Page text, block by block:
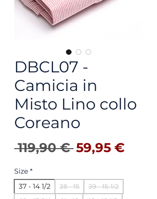
DBCL07 -
Camicia in
Misto Lino collo
Coreano
119,90 € Precio
59,95 €
Size *
37 - 14 1/2
38 - 15
39 - 15 1/2